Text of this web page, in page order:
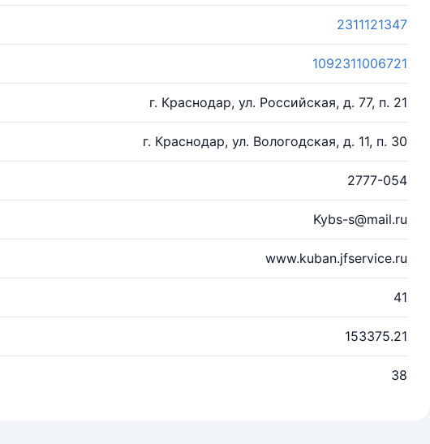
2311121347
1092311006721
г. Краснодар, ул. Российская, д. 77, п. 21
г. Краснодар, ул. Вологодская, д. 11, п. 30
2777-054
Kybs-s@mail.ru
www.kuban.jfservice.ru
41
153375.21
38